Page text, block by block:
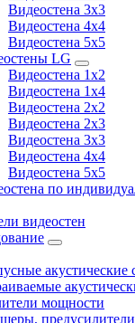
Видеостена 3x3
Видеостена 4x4
Видеостена 5x5
LG
Видеостена 1x2
Видеостена 1x4
Видеостена 2x2
Видеостена 2x3
Видеостена 3x3
Видеостена 4x4
Видеостена 5x5
по
видеостен
акустические
мощности
предусилители